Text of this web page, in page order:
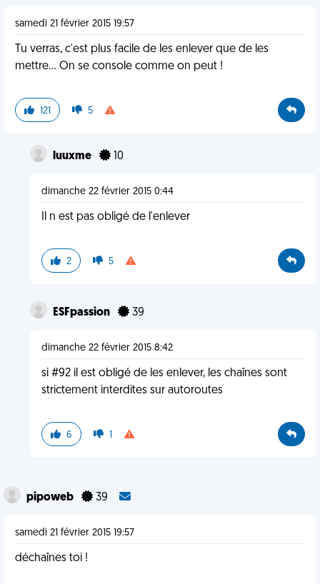
samedi 21 février 2015 19:57
Tu verras, c'est plus facile de les enlever que de les
mettre... On se console comme on peut !
121 5
luuxme 10
dimanche 22 février 2015 0:44
Il n est pas obligé de l'enlever
2 5
ESFpassion 39
dimanche 22 février 2015 8:42
si #92 il est obligé de les enlever, les chaînes sont
strictement interdites sur autoroutes
6 1
pipoweb 39
samedi 21 février 2015 19:57
déchaînes toi !